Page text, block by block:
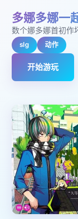
多娜多娜一
数个娜多娜首初作
slg 动作
开始游玩